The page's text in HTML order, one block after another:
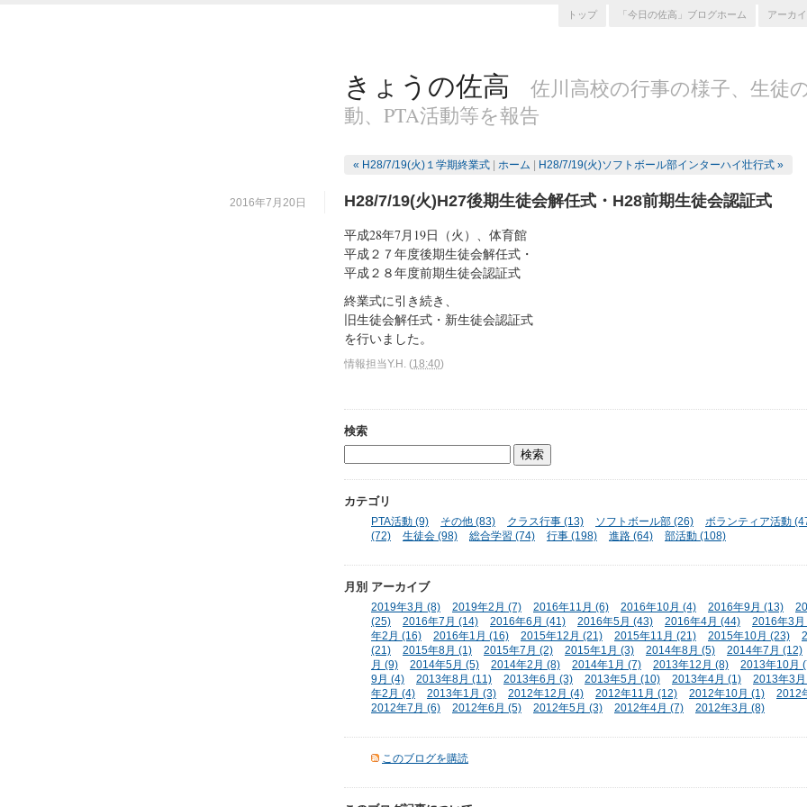
きょうの佐高
佐川高校の行事の様子、生徒
動、PTA活動等を報告
トップ 「今日の佐高」ブログホーム アーカ
« H28/7/19(火)１学期終業式 ホーム H28/7/19(火)ソフトボール部インターハイ壮行式 »
2016年7月20日 H28/7/19(火)H27後期生徒会解任式・H28前期生徒会認証式
平成28年7月19日（火）、体育館
平成２７年度後期生徒会解任式・
平成２８年度前期生徒会認証式
終業式に引き続き、
旧生徒会解任式・新生徒会認証式
を行いました。
情報担当Y.H. (18:40)
検索
カテゴリ
PTA活動 (9) その他 (83) クラス行事 (13) ソフトボール部 (26) ボランティア活動
(72)
生徒会 (98) 総合学習 (74) 行事 (198) 進路 (64) 部活動 (108)
月別 アーカイブ
2019年3月 (8) 2019年2月 (7) 2016年11月 (6) 2016年10月 (4) 2016年9月 (13)
(25)
2016年7月 (14) 2016年6月 (41) 2016年5月 (43) 2016年4月 (44) 2016年3
年2月 (16)
2016年1月 (16) 2015年12月 (21) 2015年11月 (21) 2015年10月 (23)
(21)
2015年8月 (1) 2015年7月 (2) 2015年1月 (3) 2014年8月 (5) 2014年7月 (12)
月 (9)
2014年5月 (5) 2014年2月 (8) 2014年1月 (7) 2013年12月 (8) 2013年10月
9月 (4)
2013年8月 (11) 2013年6月 (3) 2013年5月 (10) 2013年4月 (1) 2013年3
年2月 (4)
2013年1月 (3) 2012年12月 (4) 2012年11月 (12) 2012年10月 (1)
2012
2012年7月 (6)
2012年6月 (5) 2012年5月 (3) 2012年4月 (7) 2012年3月 (8)
このブログを購読